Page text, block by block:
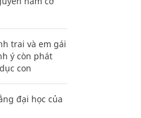
trai và em gái
ý còn phát
con
đại học của